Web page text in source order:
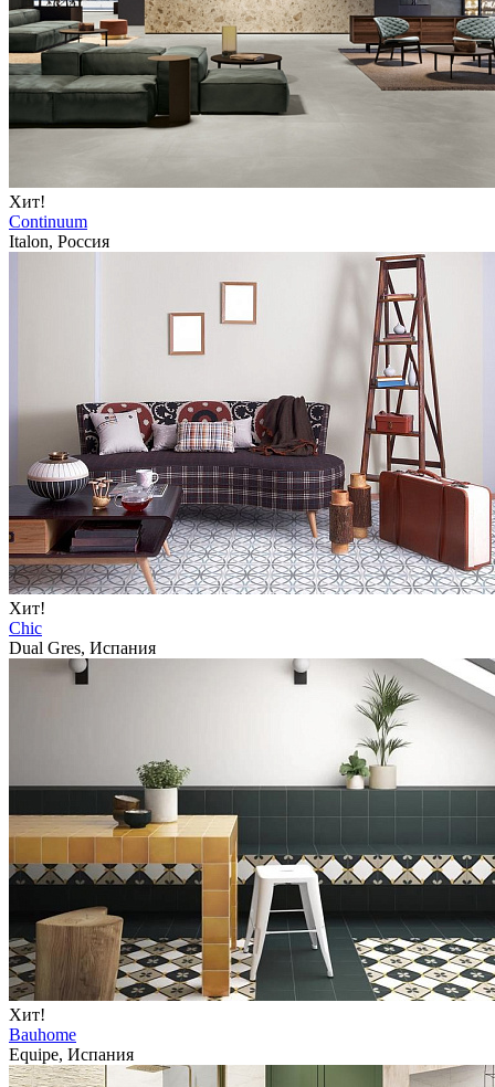
Хит!
Continuum
Italon, Россия
Хит!
Chic
Dual Gres, Испания
Хит!
Bauhome
Equipe, Испания